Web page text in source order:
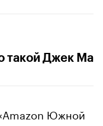
такой Джек Ма
Южной